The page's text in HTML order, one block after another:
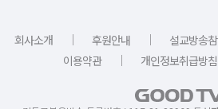
회사소개 ｜ 후원안내 ｜ 설교방송
이용약관
｜ 개인정보취급방침